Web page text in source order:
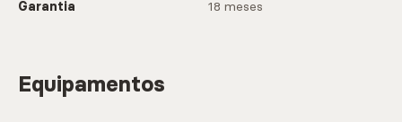
Garantia 18 meses
Equipamentos